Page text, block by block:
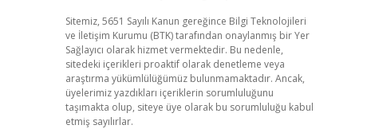
Sitemiz, 5651 Sayılı Kanun gereğince Bilgi Teknolojileri
ve İletişim Kurumu (BTK) tarafından onaylanmış bir Yer
Sağlayıcı olarak hizmet vermektedir. Bu nedenle,
sitedeki içerikleri proaktif olarak denetleme veya
araştırma yükümlülüğümüz bulunmamaktadır. Ancak,
üyelerimiz yazdıkları içeriklerin sorumluluğunu
taşımakta olup, siteye üye olarak bu sorumluluğu kabul
etmiş sayılırlar.